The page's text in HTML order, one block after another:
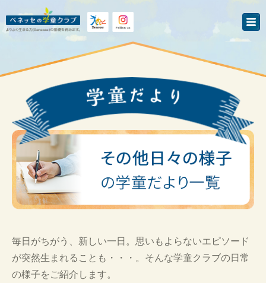
毎日がちがう、新しい一日。思いもよらないエピソード
が突然生まれることも・・・。そんな学童クラブの日常
の様子をご紹介します。